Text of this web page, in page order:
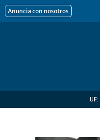
al
Anuncia con nosotros